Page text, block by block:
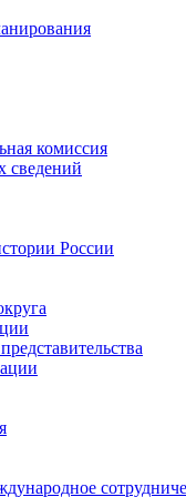
комиссия
сведений
России